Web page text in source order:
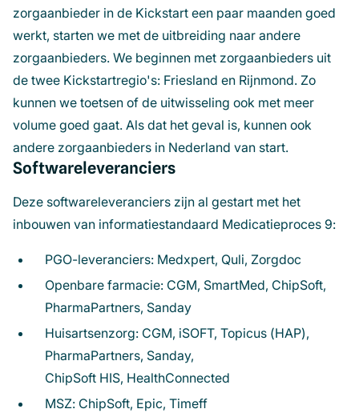
zorgaanbieder in de Kickstart een paar maanden goed
werkt, starten we met de uitbreiding naar andere
zorgaanbieders. We beginnen met zorgaanbieders uit
de twee Kickstartregio's: Friesland en Rijnmond. Zo
kunnen we toetsen of de uitwisseling ook met meer
volume goed gaat. Als dat het geval is, kunnen ook
andere zorgaanbieders in Nederland van start.
Softwareleveranciers
Deze softwareleveranciers zijn al gestart met het
inbouwen van informatiestandaard Medicatieproces 9:
PGO-leveranciers: Medxpert, Quli, Zorgdoc
Openbare farmacie: CGM, SmartMed, ChipSoft,
PharmaPartners, Sanday
Huisartsenzorg: CGM, iSOFT, Topicus (HAP),
PharmaPartners, Sanday,
ChipSoft HIS, HealthConnected
MSZ: ChipSoft, Epic, Timeff